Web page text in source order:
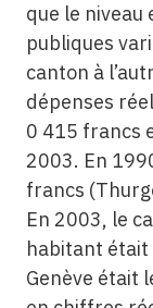
que le niveau
publiques
canton à
dépenses
0 415 francs
2003. En
francs
En 2003, le
habitant était
Genève était